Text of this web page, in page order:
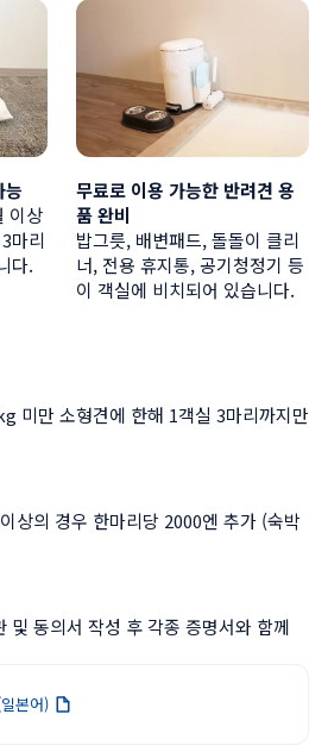
능
이상
마리
다.
무료로 이용 가능한 반려견 용
품 완비
밥그릇, 배변패드, 돌돌이 클리
너, 전용 휴지통, 공기청정기 등
이 객실에 비치되어 있습니다.
미만 소형견에 한해 1객실 3마리까지만
상의 경우 한마리당 2000엔 추가 (숙박
및 동의서 작성 후 각종 증명서와 함께
본어)